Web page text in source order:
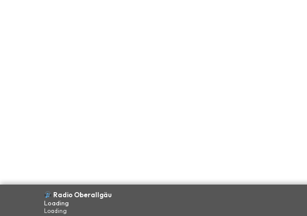
Radio Oberallgäu
Loading
Loading